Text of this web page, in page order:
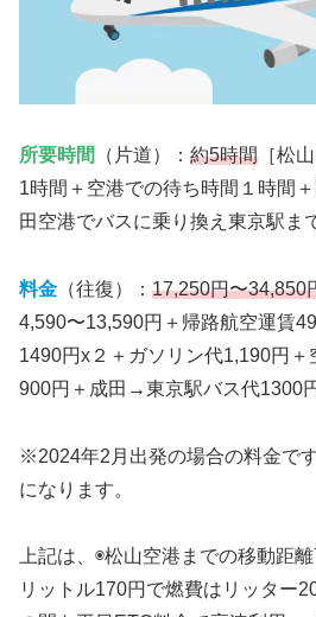
所要時間 （片道）： 約5時間 ［松
1時間＋空港での待ち時間１時間
田空港でバスに乗り換え東京駅
料金 （往復）： 17,250円〜34,850
4,590〜13,590円＋帰路航空運賃
1490円x２＋ガソリン代1,190円
900円＋成田→東京駅バス代1300円
※2024年2月出発の場合の料金で
になります。
上記は、◉松山空港までの移動距
リットル170円で燃費はリッター